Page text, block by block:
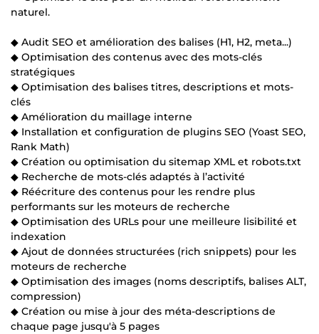
naturel.
◆ Audit SEO et amélioration des balises (H1, H2, meta...)
◆ Optimisation des contenus avec des mots-clés
stratégiques
◆ Optimisation des balises titres, descriptions et mots-
clés
◆ Amélioration du maillage interne
◆ Installation et configuration de plugins SEO (Yoast SEO,
Rank Math)
◆ Création ou optimisation du sitemap XML et robots.txt
◆ Recherche de mots-clés adaptés à l’activité
◆ Réécriture des contenus pour les rendre plus
performants sur les moteurs de recherche
◆ Optimisation des URLs pour une meilleure lisibilité et
indexation
◆ Ajout de données structurées (rich snippets) pour les
moteurs de recherche
◆ Optimisation des images (noms descriptifs, balises ALT,
compression)
◆ Création ou mise à jour des méta-descriptions de
chaque page jusqu'à 5 pages